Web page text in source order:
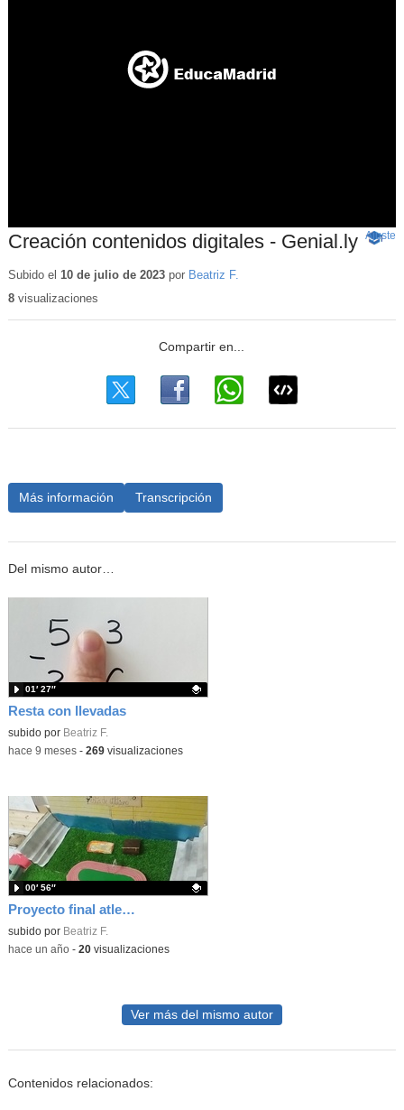
Creación contenidos digitales - Genial.ly -Ajuste
Subido el 10 de julio de 2023por Beatriz F.
8visualizaciones
Más información Transcripción
Del mismo autor…
Resta con llevadas
Contenido educativo.
subido por Beatriz F.
01′ 27″
-hace 9 meses- 269visualizaciones
Proyecto final atletismo
Contenido educativo.
subido por Beatriz F.
00′ 56″
-hace un año- 20visualizaciones
Ver más del mismo autor
Contenidos relacionados: